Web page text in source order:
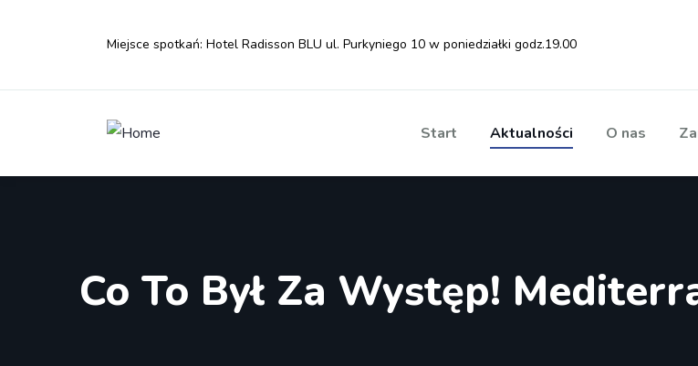
Miejsce spotkań: Hotel Radisson BLU ul. Purkyniego 10 w poniedziałki godz.19.00
Start Aktualności O nas
Co To Był Za Występ!